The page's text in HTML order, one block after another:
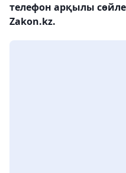
телефон арқылы
Zakon.kz.